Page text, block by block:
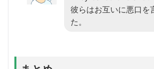
彼らはお互いに悪口を
た。